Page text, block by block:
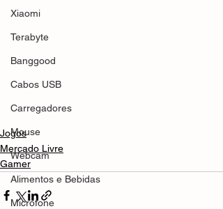
Xiaomi
Terabyte
Banggood
Cabos USB
Carregadores
Mouse
Webcam
Alimentos e Bebidas
Microfone
Jogos
Mercado Livre
Gamer